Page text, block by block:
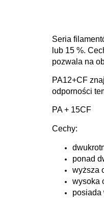
Seria
lub 15 %.
pozwala na
PA12+CF
odporności
PA + 15CF
Cechy:
ponad
wyższa
wysoka
posiada